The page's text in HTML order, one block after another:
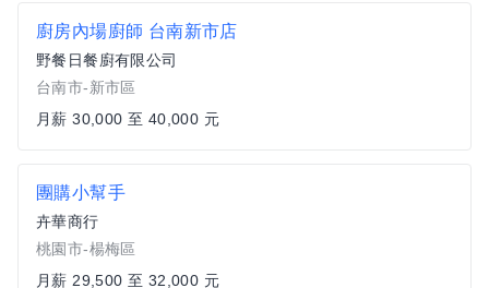
廚房內場廚師 台南新市店
野餐日餐廚有限公司
台南市-新市區
月薪 30,000 至 40,000 元
團購小幫手
卉華商行
桃園市-楊梅區
月薪 29,500 至 32,000 元